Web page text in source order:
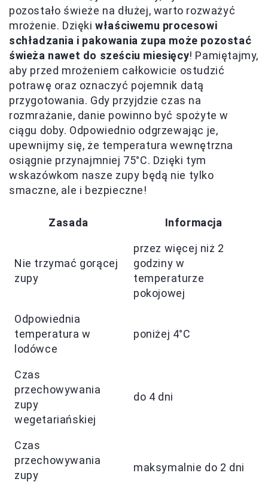
pozostało świeże na dłużej, warto rozważyć
mrożenie. Dziękiwłaściwemu procesowi
schładzania i pakowania zupa może pozostać
świeża nawet do sześciu miesięcy! Pamiętajmy,
aby przed mrożeniem całkowicie ostudzić
potrawę oraz oznaczyć pojemnik datą
przygotowania. Gdy przyjdzie czas na
rozmrażanie, danie powinno być spożyte w
ciągu doby. Odpowiednio odgrzewając je,
upewnijmy się, że temperatura wewnętrzna
osiągnie przynajmniej 75°C. Dzięki tym
wskazówkom nasze zupy będą nie tylko
smaczne, ale i bezpieczne!
Zasada Informacja
Nie trzymać gorącej
zupy
przez więcej niż 2
godziny w
temperaturze
pokojowej
Odpowiednia
temperatura w
lodówce
poniżej 4°C
Czas
przechowywania
zupy
wegetariańskiej
do 4 dni
Czas
przechowywania
zupy
maksymalnie do 2 dni